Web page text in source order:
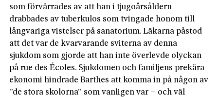
som förvärrades av att han i tjugoårsåldern
drabbades av tuberkulos som tvingade honom till
långvariga vistelser på sanatorium. Läkarna påstod
att det var de kvarvarande sviterna av denna
sjukdom som gjorde att han inte överlevde olyckan
på rue des Écoles. Sjukdomen och familjens prekära
ekonomi hindrade Barthes att komma in på någon av
”de stora skolorna” som vanligen var – och väl